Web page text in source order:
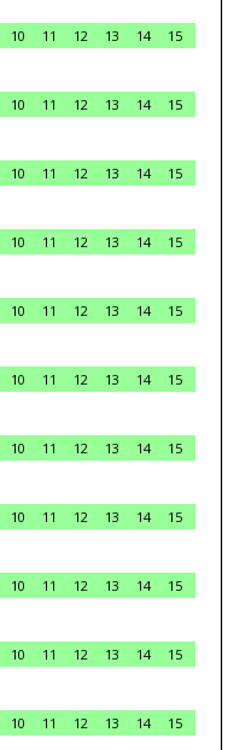
10 11 12 13 14
15
10 11 12 13 14
15
10 11 12 13 14
15
10 11 12 13 14
15
10 11 12 13 14
15
10 11 12 13 14
15
10 11 12 13 14
15
10 11 12 13 14
15
10 11 12 13 14
15
10 11 12 13 14
15
10 11 12 13 14
15